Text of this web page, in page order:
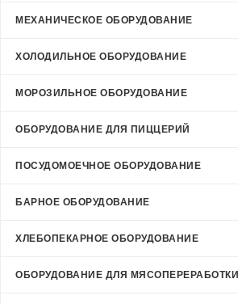
МЕХАНИЧЕСКОЕ ОБОРУДОВАНИЕ
ХОЛОДИЛЬНОЕ ОБОРУДОВАНИЕ
МОРОЗИЛЬНОЕ ОБОРУДОВАНИЕ
ОБОРУДОВАНИЕ ДЛЯ ПИЦЦЕРИЙ
ПОСУДОМОЕЧНОЕ ОБОРУДОВАНИЕ
БАРНОЕ ОБОРУДОВАНИЕ
ХЛЕБОПЕКАРНОЕ ОБОРУДОВАНИЕ
ОБОРУДОВАНИЕ ДЛЯ МЯСОПЕРЕРАБОТКИ